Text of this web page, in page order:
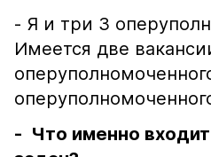
- Я и три 3
Имеется две
- Что именно входит